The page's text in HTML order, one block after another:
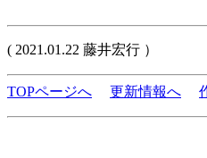
( 2021.01.22 藤井宏行 ）
TOPページへ 更新情報へ